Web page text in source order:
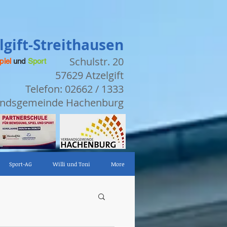
Streithausen
Schulstr. 20
57629 Atzelgift
Telefon: 02662 / 1333
Hachenburg
und Sport
Sport-AG Willi und Toni More